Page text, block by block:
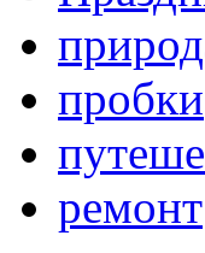
пробки
ремонт